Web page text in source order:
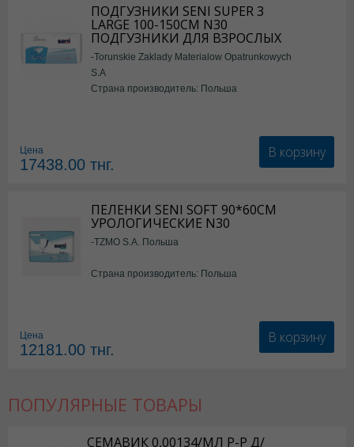
ПОДГУЗНИКИ SENI SUPER 3
LARGE 100-150СМ N30
ПОДГУЗНИКИ ДЛЯ ВЗРОСЛЫХ
-Torunskie Zaklady Materialow Opatrunkowych
S.A
Страна производитель: Польша
Цена
17438.00 тнг.
В корзину
ПЕЛЕНКИ SENI SOFT 90*60СМ
УРОЛОГИЧЕСКИЕ N30
-TZMO S.A. Польша
Страна производитель: Польша
Цена
12181.00 тнг.
В корзину
ПОПУЛЯРНЫЕ ТОВАРЫ
СЕМАВИК 0,00134/МЛ Р-Р Д/